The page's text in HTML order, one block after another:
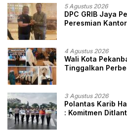
5 Agustus 2026
DPC GRIB Jaya
Peresmian Kantor
4 Agustus 2026
Wali Kota
Tinggalkan
3 Agustus 2026
Polantas Karib
: Komitmen